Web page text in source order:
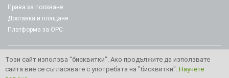
Права за ползване
Доставка и плащане
Платформа за ОРС
Този сайт използва "бисквитки". Ако продължите да използвате
сайта вие се съгласявате с употребата на "бисквитки". Научете